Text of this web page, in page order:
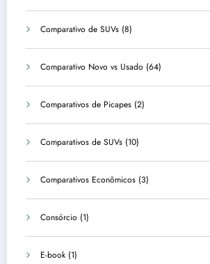
Comparativo de SUVs (8)
Comparativo Novo vs Usado (64)
Comparativos de Picapes (2)
Comparativos de SUVs (10)
Comparativos Econômicos (3)
Consórcio (1)
E-book (1)